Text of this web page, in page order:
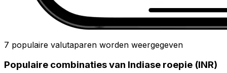
7 populaire valutaparen worden weergegeven
Populaire combinaties van Indiase roepie (INR)